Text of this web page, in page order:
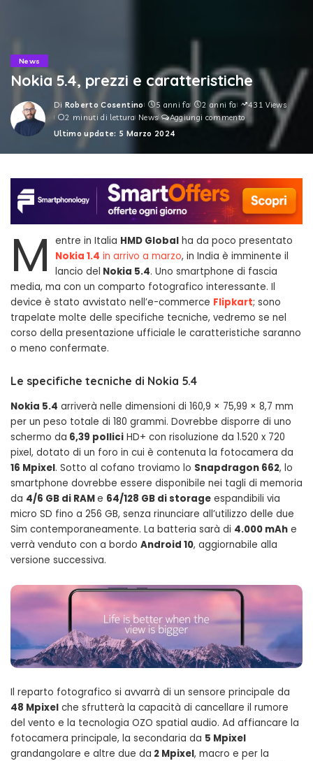
News
Nokia 5.4, prezzi e caratteristiche
Posted
by
Di Roberto Cosentino 5 anni fa 2 anni fa
431 Views
2 minuti di lettura News
Aggiungi commento
Ultimo update: 5 Marzo 2024
M entre in Italia HMD Globalha da poco presentato
Nokia 1.4 in arrivo a marzo, in India è imminente il
lancio del Nokia 5.4. Uno smartphone di fascia
media, ma con un comparto fotografico interessante. Il
device è stato avvistato nell’e-commerce Flipkart; sono
trapelate molte delle specifiche tecniche, vedremo se nel
corso della presentazione ufficiale le caratteristiche saranno
o meno confermate.
Le specifiche tecniche di Nokia 5.4
Nokia 5.4 arriverà nelle dimensioni di 160,9 × 75,99 × 8,7 mm
per un peso totale di 180 grammi. Dovrebbe disporre di uno
schermo da 6,39 pollici HD+ con risoluzione da 1.520 x 720
pixel, dotato di un foro in cui è contenuta la fotocamera da
16 Mpixel. Sotto al cofano troviamo lo Snapdragon 662, lo
smartphone dovrebbe essere disponibile nei tagli di memoria
da 4/6 GB di RAMe 64/128 GB di storage espandibili via
micro SD fino a 256 GB, senza rinunciare all’utilizzo delle due
Sim contemporaneamente. La batteria sarà di 4.000 mAh e
verrà venduto con a bordo Android 10, aggiornabile alla
versione successiva.
Il reparto fotografico si avvarrà di un sensore principale da
48 Mpixel che sfrutterà la capacità di cancellare il rumore
del vento e la tecnologia OZO spatial audio. Ad affiancare la
fotocamera principale, la secondaria da 5 Mpixel
grandangolare e altre due da 2 Mpixel, macro e per la